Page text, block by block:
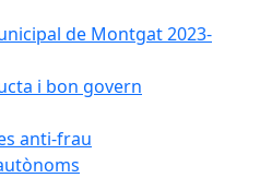
de Montgat 2023-
i bon govern
anti-frau